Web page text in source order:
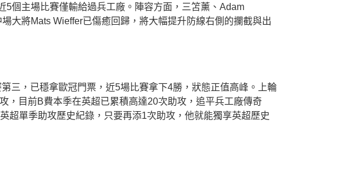
個主場比賽僅輸給過兵工廠。陣容方面，三笘薰、Adam
大將Mats Wieffer已傷癒回歸，將大幅提升防線右側的攔截與出
三，已穩拿歐冠門票，近5場比賽拿下4勝，狀態正值高峰。上輪
，目前B費本季在英超已累積高達20次助攻，追平兵工廠傳奇
超單季助攻歷史紀錄，只要再添1次助攻，他就能獨享英超歷史